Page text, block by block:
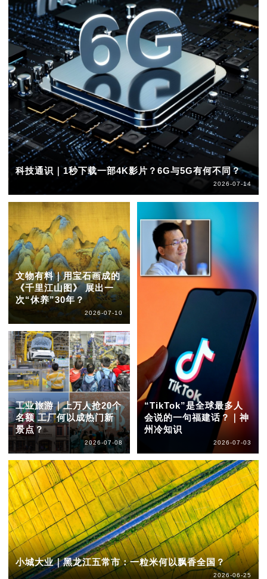
科技通识｜1秒下载一部4K影片？6G与5G有何不同？
2026-07-14
文物有料｜用宝石画成的
《千里江山图》 展出一
次“休养”30年？
2026-07-10
工业旅游｜上万人抢20个
名额 工厂何以成热门新
景点？
2026-07-08
“TikTok”是全球最多人
会说的一句福建话？｜神
州冷知识
2026-07-03
小城大业｜黑龙江五常市：一粒米何以飘香全国？
2026-06-25